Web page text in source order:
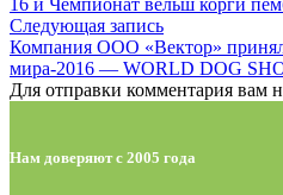
Следующая запись
Компания ООО «Вектор»
мира-2016 — WORLD DOG
Для отправки комментария вам
Нам доверяют с 2005 года